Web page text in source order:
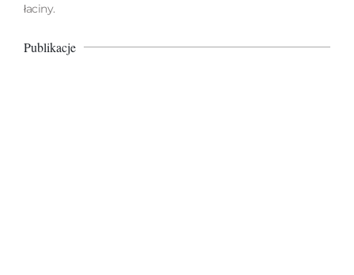
łaciny.
Publikacje